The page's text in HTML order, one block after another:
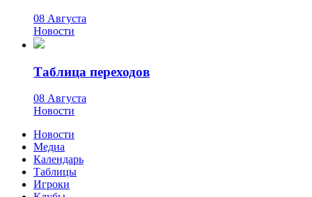
08 Августа
Новости
Таблица переходов
08 Августа
Новости
Новости
Медиа
Календарь
Таблицы
Игроки